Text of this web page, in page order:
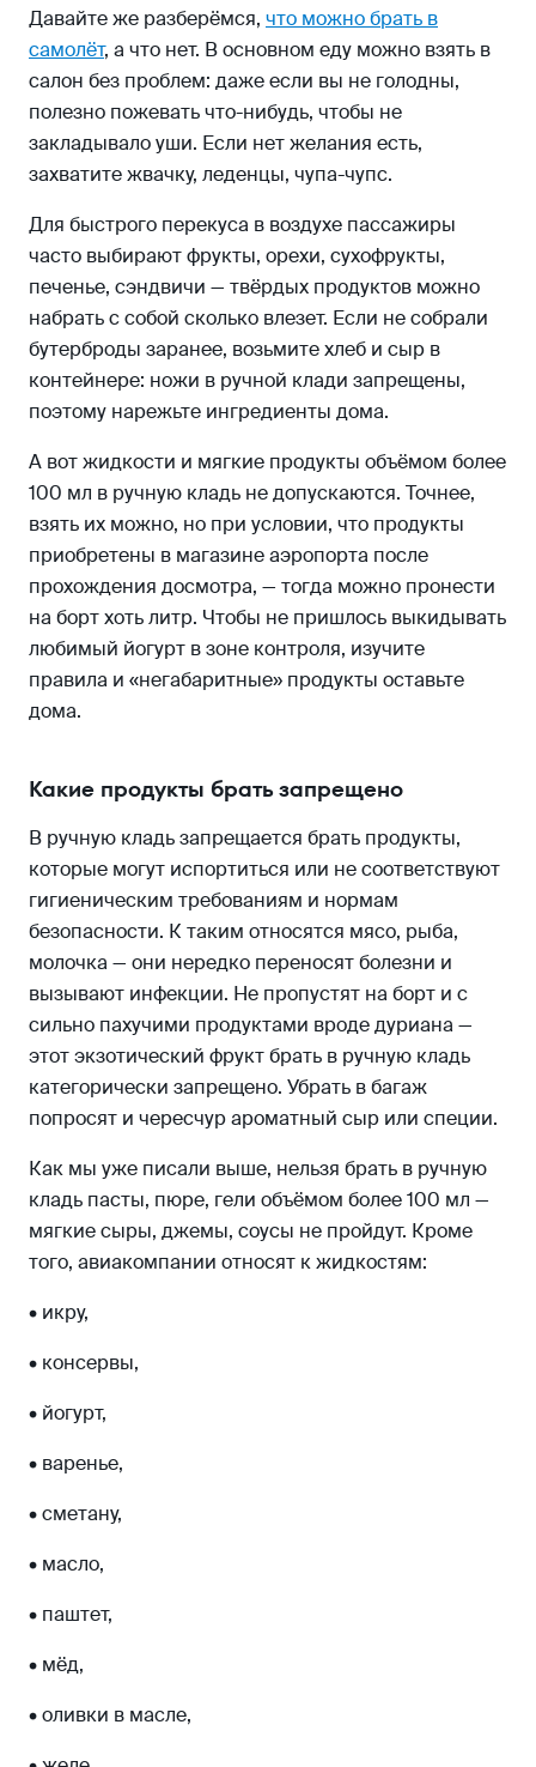
Давайте же разберёмся, что можно брать в
самолёт, а что нет. В основном еду можно взять в
салон без проблем: даже если вы не голодны,
полезно пожевать что-нибудь, чтобы не
закладывало уши. Если нет желания есть,
захватите жвачку, леденцы, чупа-чупс.
Для быстрого перекуса в воздухе пассажиры
часто выбирают фрукты, орехи, сухофрукты,
печенье, сэндвичи — твёрдых продуктов можно
набрать с собой сколько влезет. Если не собрали
бутерброды заранее, возьмите хлеб и сыр в
контейнере: ножи в ручной клади запрещены,
поэтому нарежьте ингредиенты дома.
А вот жидкости и мягкие продукты объёмом более
100 мл в ручную кладь не допускаются. Точнее,
взять их можно, но при условии, что продукты
приобретены в магазине аэропорта после
прохождения досмотра, — тогда можно пронести
на борт хоть литр. Чтобы не пришлось выкидывать
любимый йогурт в зоне контроля, изучите
правила и «негабаритные» продукты оставьте
дома.
Какие продукты брать запрещено
В ручную кладь запрещается брать продукты,
которые могут испортиться или не соответствуют
гигиеническим требованиям и нормам
безопасности. К таким относятся мясо, рыба,
молочка — они нередко переносят болезни и
вызывают инфекции. Не пропустят на борт и с
сильно пахучими продуктами вроде дуриана —
этот экзотический фрукт брать в ручную кладь
категорически запрещено. Убрать в багаж
попросят и чересчур ароматный сыр или специи.
Как мы уже писали выше, нельзя брать в ручную
кладь пасты, пюре, гели объёмом более 100 мл —
мягкие сыры, джемы, соусы не пройдут. Кроме
того, авиакомпании относят к жидкостям:
• икру,
• консервы,
• йогурт,
• варенье,
• сметану,
• масло,
• паштет,
• мёд,
• оливки в масле,